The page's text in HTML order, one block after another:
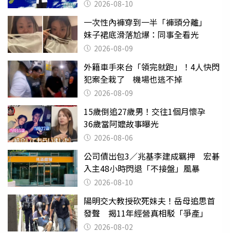
2026-08-10
一次性內褲穿到一半「褲頭分離」
妹子裙底滑落尬爆：同事全看光
2026-08-09
外籍車手來台「領完就跑」！4人快閃
犯案全栽了 機場也逃不掉
2026-08-09
15歲倒追27歲男！交往1個月懷孕
36歲當阿嬤故事曝光
2026-08-06
公司債出包3／兆基李建成羈押 宏碁
入主48小時閃退「不接盤」風暴
2026-08-10
陽明交大教授砍死妹夫！岳母追思首
發聲 揭11年經營真相駁「爭產」
2026-08-02